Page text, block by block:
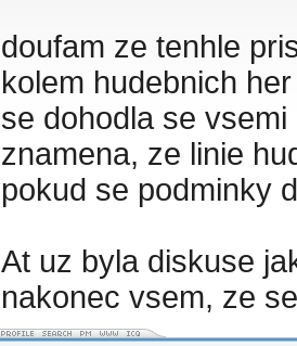
doufam ze tenhle
kolem hudebnich
se dohodla se
znamena, ze linie
pokud se podminky
At uz byla diskuse
nakonec vsem, ze